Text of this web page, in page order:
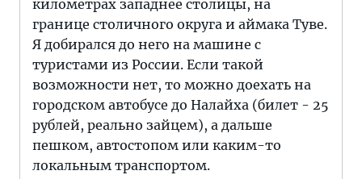
километрах западнее столицы, на
границе столичного округа и аймака Туве.
Я добирался до него на машине с
туристами из России. Если такой
возможности нет, то можно доехать на
городском автобусе до Налайха (билет - 25
рублей, реально зайцем), а дальше
пешком, автостопом или каким-то
локальным транспортом.